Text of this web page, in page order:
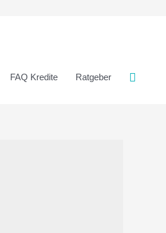
FAQ Kredite Ratgeber